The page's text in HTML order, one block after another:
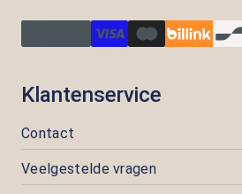
Klantenservice
Contact
Veelgestelde vragen